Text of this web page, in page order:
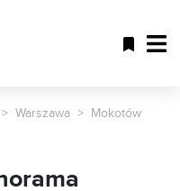
Warszawa
Mokotów